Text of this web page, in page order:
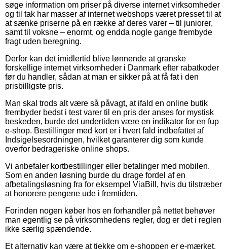
søge information om priser på diverse internet virksomheder
og til tak har masser af internet webshops været presset til at
at sænke priserne på en række af deres varer – til juniorer,
samt til voksne – enormt, og endda nogle gange frembyde
fragt uden beregning.
Derfor kan det imidlertid blive lønnende at granske
forskellige internet virksomheder i Danmark efter rabatkoder
før du handler, sådan at man er sikker på at få fat i den
prisbilligste pris.
Man skal trods alt være så påvagt, at ifald en online butik
frembyder bedst i test varer til en pris der anses for mystisk
beskeden, burde det undertiden være en indikator for en fup
e-shop. Bestillinger med kort er i hvert fald indbefattet af
Indsigelsesordningen, hvilket garanterer dig som kunde
overfor bedrageriske online shops.
Vi anbefaler kortbestillinger eller betalinger med mobilen.
Som en anden løsning burde du drage fordel af en
afbetalingsløsning fra for eksempel ViaBill, hvis du tilstræber
at honorere pengene ude i fremtiden.
Forinden nogen køber hos en forhandler på nettet behøver
man egentlig se på virksomhedens regler, dog er det i reglen
ikke særlig spændende.
Et alternativ kan være at tjekke om e-shoppen er e-mærket,